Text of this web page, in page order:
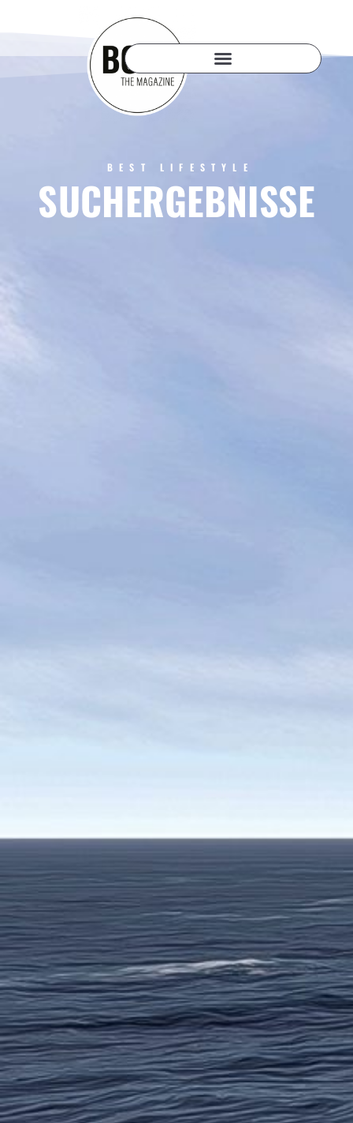
BEST LIFESTYLE
SUCHERGEBNISSE